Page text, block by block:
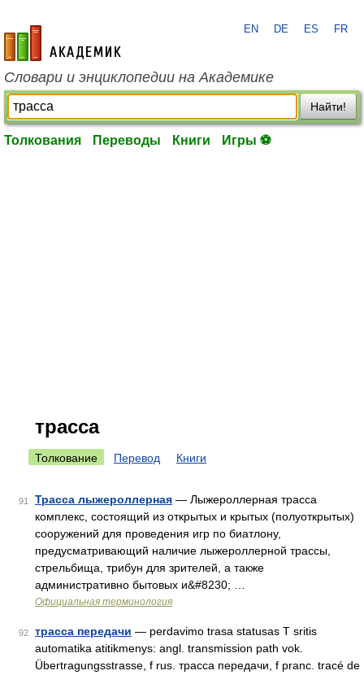
academic.ru
EN DE ES FR
Словари и энциклопедии на Академике
Найти!
Толкования Переводы Книги Игры ⚽
трасса
Толкование Перевод Книги
91 Трасса лыжероллерная — Лыжероллерная трасса
комплекс, состоящий из открытых и крытых (полуоткрытых)
сооружений для проведения игр по биатлону,
предусматривающий наличие лыжероллерной трассы,
стрельбища, трибун для зрителей, а также
административно бытовых и&#8230; …
Официальная терминология
92 трасса передачи — perdavimo trasa statusas T sritis
automatika atitikmenys: angl. transmission path vok.
Übertragungsstrasse, f rus. трасса передачи, f pranc. tracé de